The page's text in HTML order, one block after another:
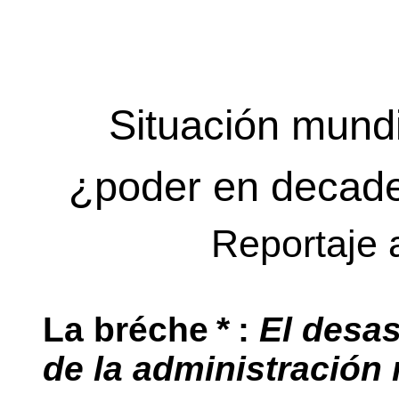
Situación
¿poder en
Reportaje
La bréche * : El
de la administración